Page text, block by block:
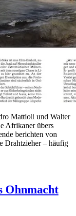
Mattioli und Walter
Afrikaner übers
berichten von
Drahtzieher – häufig
Ohnmacht